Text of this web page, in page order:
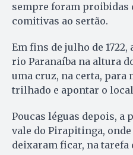
sempre foram proibidas
comitivas ao sertão.
Em fins de julho de
rio Paranaíba na altura
uma cruz, na certa, para
trilhado e apontar o
Poucas léguas depois, a
vale do Pirapitinga,
deixaram ficar, na tarefa